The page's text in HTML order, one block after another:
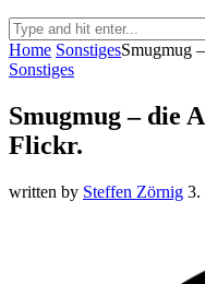
Home SonstigesSmugmug
Sonstiges
Smugmug – die
Flickr.
written by Steffen Zörnig 3.